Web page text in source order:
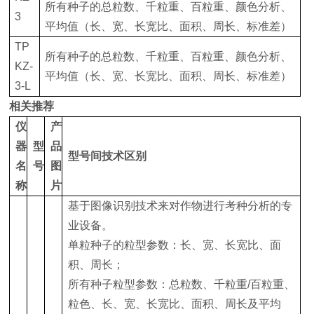
3
所有种子的总粒数、千粒重、百粒重、颜色分析、
平均值（长、宽、长宽比、面积、周长、标准差）
TP
KZ-
3-L
所有种子的总粒数、千粒重、百粒重、颜色分析、
平均值（长、宽、长宽比、面积、周长、标准差）
相关推荐
仪
器
名
称
型
号
产
品
图
片
型号间技术区别
基于图像识别技术来对作物进行考种分析的专
业设备。
单粒种子的粒型参数：长、宽、长宽比、面
积、周长；
所有种子粒型参数：总粒数、千粒重/百粒重、
粒色、长、宽、长宽比、面积、周长及平均